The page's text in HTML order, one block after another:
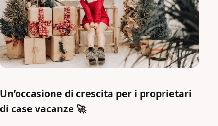
Un’occasione di crescita per i proprietari
di case vacanze 🚀